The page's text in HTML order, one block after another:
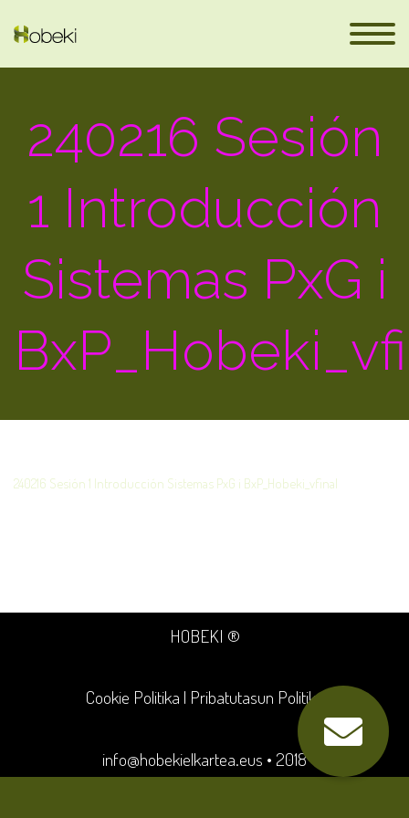
240216 Sesión
1 Introducción
Sistemas PxG i
240216 Sesión 1 Introducción Sistemas PxG i BxP_Hobeki_vfinal
HOBEKI ®
Cookie Politika | Pribatutasun Politika
info@hobekielkartea.eus • 2018